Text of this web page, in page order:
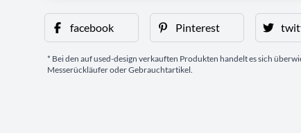
facebook Pinterest
* Bei den auf used-design verkauften Produkten handelt es sich
Messerückläufer oder Gebrauchtartikel.